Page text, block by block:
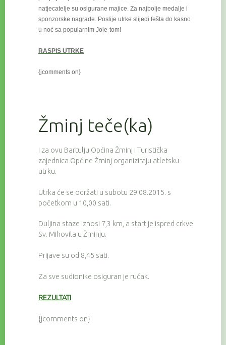
natjecatelje su osigurane majice. Za najbolje medalje i
sponzorske nagrade. Poslije utrke slijedi fešta do kasno
u noć sa popularnim Jole-tom!
RASPIS UTRKE
{jcomments on}
Žminj teče(ka)
I za ovu Bartulju Općina Žminj i Turistička
zajednica Općine Žminj organiziraju atletsku
utrku.
Utrka će se održati u subotu 29.08.2015. s
početkom u 10,00 sati.
Duljina staze iznosi 7,3 km, a start je ispred crkve
Sv. Mihovila u Žminju.
Prijave su od 8,45 sati.
Za sve sudionike osiguran je ručak.
REZULTATI
{jcomments on}